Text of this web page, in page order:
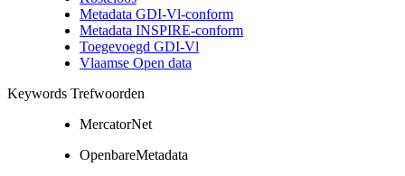
Metadata GDI-Vl-conform
Metadata INSPIRE-conform
Toegevoegd GDI-Vl
Vlaamse Open data
Keywords Trefwoorden
MercatorNet
OpenbareMetadata